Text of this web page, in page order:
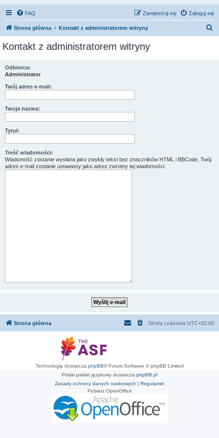
FAQ Zaloguj się
Zarejestruj się
Strona główna Kontakt z administratorem witryny
Kontakt z administratorem witryny
Odbiorca:
Administrator
Twój adres e-mail:
Twoja nazwa:
Tytuł:
Treść wiadomości:
Wiadomość zostanie wysłana jako zwykły tekst bez znaczników HTML i BBCode. Twój
adres e-mail zostanie ustawiony jako adres zwrotny tej wiadomości.
Strona główna Strefa czasowa UTC+02:00
Technologię dostarcza phpBB® Forum Software © phpBB Limited
Polski pakiet językowy dostarcza phpBB.pl
Zasady ochrony danych osobowych | Regulamin
Pobierz OpenOffice